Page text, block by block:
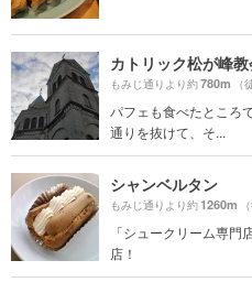
カトリック松が峰
もみじ通りより約780m （
パフェも食べたところ
通りを抜けて、そ...
シャンベルタン
もみじ通りより約1260m
「シュークリーム専門
店！